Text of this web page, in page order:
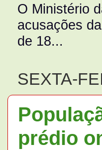
O Ministério
acusações
de 18...
SEXTA-
prédio